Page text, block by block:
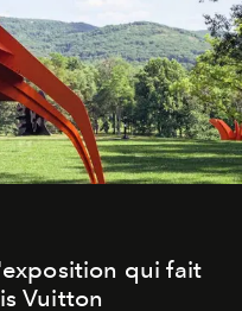
qui fait
Vuitton